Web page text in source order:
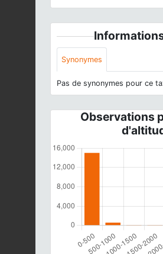
Synonymes
Pas de synonymes pour ce
Observations